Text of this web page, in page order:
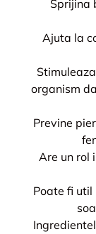
Sprijina
Ajuta la
organism
Previne
Are un rol
Poate fi util